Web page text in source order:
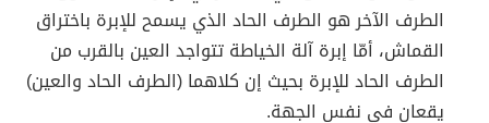
الطرف الآخر هو الطرف الحاد الذي يسمح للإبرة باختراق
القماش، أمّا إبرة آلة الخياطة تتواجد العين بالقرب من
الطرف الحاد للإبرة بحيث إن كلاهما (الطرف الحاد والعين)
يقعان في نفس الجهة.